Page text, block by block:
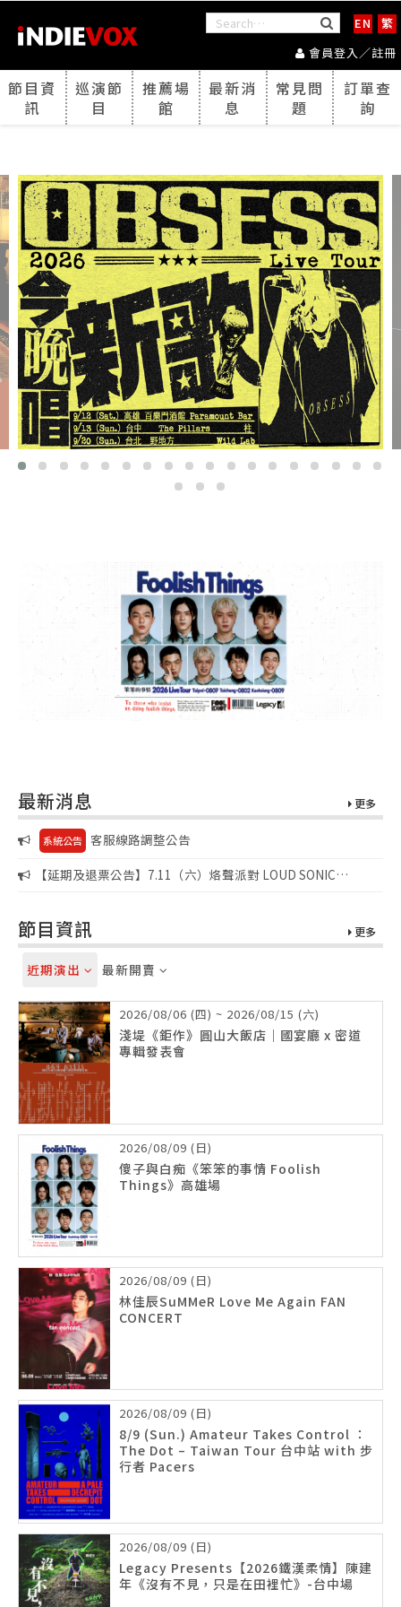
EN
繁
會員登入／註冊
節目資
訊
巡演節
目
推薦場
館
最新消
息
常見問
題
訂單查
詢
最新消息 更多
系統公告
客服線路調整公告
【延期及退票公告】7.11（六）烙聲派對 LOUD SONIC
節目資訊 更多
近期演出 最新開賣
2026/08/06 (四) ~ 2026/08/15 (六)
淺堤《鉅作》圓山大飯店｜國宴廳 x 密道
專輯發表會
2026/08/09 (日)
傻子與白痴《笨笨的事情 Foolish
Things》高雄場
2026/08/09 (日)
林佳辰SuMMeR Love Me Again FAN
CONCERT
2026/08/09 (日)
8/9 (Sun.) Amateur Takes Control ：
The Dot – Taiwan Tour 台中站 with 步
行者 Pacers
2026/08/09 (日)
Legacy Presents【2026鐵漢柔情】陳建
年《沒有不見，只是在田裡忙》-台中場